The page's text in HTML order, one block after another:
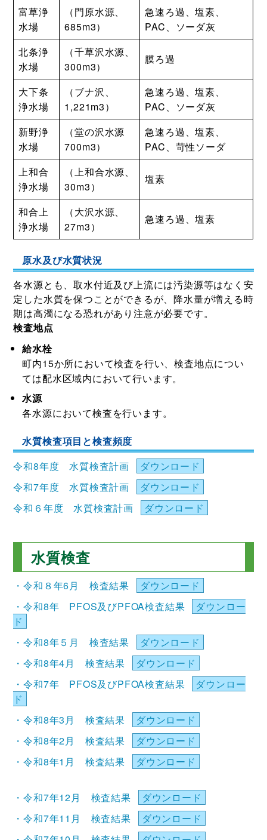
富草浄
水場
（門原水源、
685m3）
急速ろ過、塩素、
PAC、ソーダ灰
北条浄
水場
（千草沢水源、
300m3）
膜ろ過
大下条
浄水場
（ブナ沢、
1,221m3）
急速ろ過、塩素、
PAC、ソーダ灰
新野浄
水場
（堂の沢水源
700m3）
急速ろ過、塩素、
PAC、苛性ソーダ
上和合
浄水場
（上和合水源、
30m3）
塩素
和合上
浄水場
（大沢水源、
27m3）
急速ろ過、塩素
原水及び水質状況
各水源とも、取水付近及び上流には汚染源等はなく安
定した水質を保つことができるが、降水量が増える時
期は高濁になる恐れがあり注意が必要です。
検査地点
給水栓
町内15か所において検査を行い、検査地点につい
ては配水区域内において行います。
水源
各水源において検査を行います。
水質検査項目と検査頻度
令和8年度 水質検査計画
ダウンロード
令和7年度 水質検査計画
ダウンロード
令和６年度 水質検査計画
ダウンロード
水質検査
・令和８年6月 検査結果
ダウンロード
・令和8年 PFOS及びPFOA検査結果
ダウンロー
ド
・令和8年５月 検査結果
ダウンロード
・令和8年4月 検査結果
ダウンロード
・令和7年 PFOS及びPFOA検査結果
ダウンロー
ド
・令和8年3月 検査結果
ダウンロード
・令和8年2月 検査結果
ダウンロード
・令和8年1月 検査結果
ダウンロード
・令和7年12月 検査結果
ダウンロード
・令和7年11月 検査結果
ダウンロード